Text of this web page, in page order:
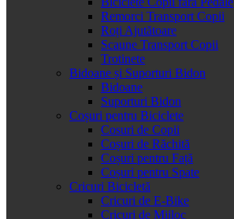
Remorci Transport Copii
Roți Ajutătoare
Scaune Transport Copii
Trotinete
Bidoane și Suporturi Bidon
Bidoane
Suporturi Bidon
Coșuri pentru Biciclete
Cosuri de Copii
Coșuri de Răchită
Coșuri pentru Față
Coșuri pentru Spate
Cricuri Bicicletă
Cricuri de E-Bike
Cricuri de Mijloc